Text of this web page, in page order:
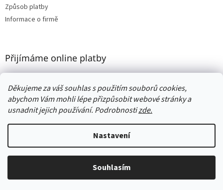
Děkujeme za váš souhlas s použitím souborů cookies,
abychom Vám mohli lépe přizpůsobit webové stránky a
usnadnit jejich používání. Podrobnostizde.
Nastavení
Souhlasím
Způsob platby
Informace o firmě
Přijímáme online platby
Vytvořil Shoptet
Copyright 2026Woodness. Všechna práva vyhrazena.Upravit
nastavení cookies